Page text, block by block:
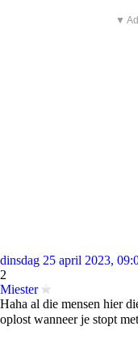
▼
dinsdag 25 april 2023,
2
Miester
Haha al die mensen hier
oplost wanneer je stopt